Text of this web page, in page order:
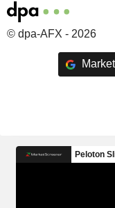
© dpa-AFX - 2026